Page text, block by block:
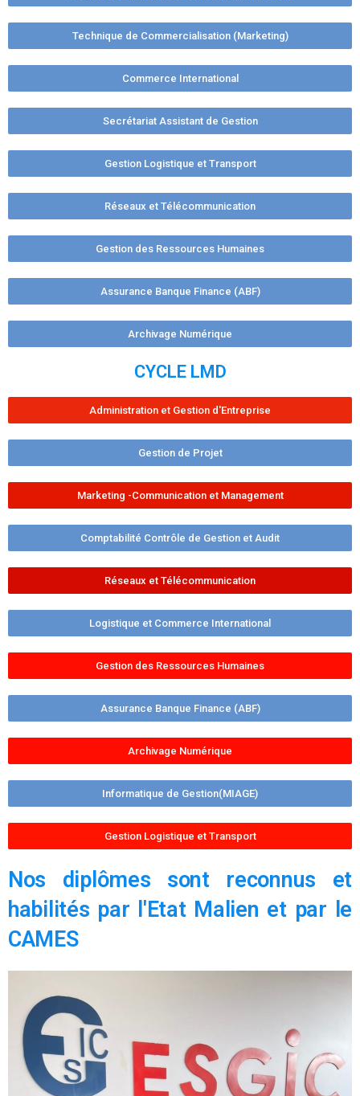
Technique de Commercialisation (Marketing)
Commerce International
Secrétariat Assistant de Gestion
Gestion Logistique et Transport
Réseaux et Télécommunication
Gestion des Ressources Humaines
Assurance Banque Finance (ABF)
Archivage Numérique
CYCLE LMD
Administration et Gestion d'Entreprise
Gestion de Projet
Marketing -Communication et Management
Comptabilité Contrôle de Gestion et Audit
Réseaux et Télécommunication
Logistique et Commerce International
Gestion des Ressources Humaines
Assurance Banque Finance (ABF)
Archivage Numérique
Informatique de Gestion(MIAGE)
Gestion Logistique et Transport
Nos diplômes sont reconnus et
habilités par l'Etat Malien et par le
CAMES